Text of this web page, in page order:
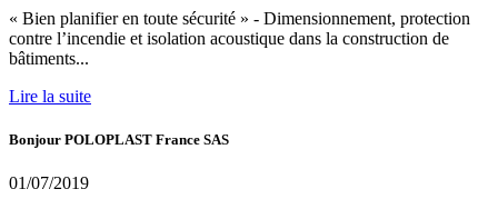
« Bien planifier en toute sécurité » - Dimensionnement, protection
contre l’incendie et isolation acoustique dans la construction de
bâtiments...
Lire la suite
Bonjour POLOPLAST France SAS
01/07/2019